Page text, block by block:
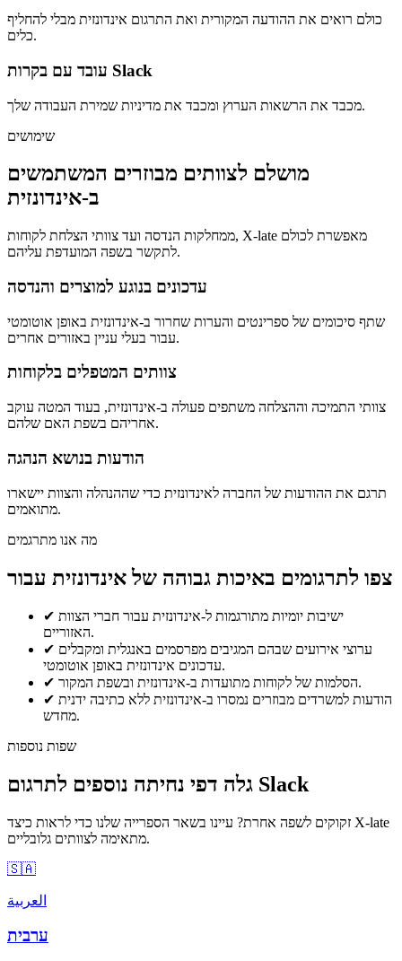
כולם רואים את ההודעה המקורית ואת התרגום אינדונזית מבלי להחליף
כלים.
עובד עם בקרות Slack
מכבד את הרשאות הערוץ ומכבד את מדיניות שמירת העבודה שלך.
שימושים
מושלם לצוותים מבוזרים המשתמשים
ב-אינדונזית
ממחלקות הנדסה ועד צוותי הצלחת לקוחות, X-late מאפשרת לכולם
לתקשר בשפה המועדפת עליהם.
עדכונים בנוגע למוצרים והנדסה
שתף סיכומים של ספרינטים והערות שחרור ב-אינדונזית באופן אוטומטי
עבור בעלי עניין באזורים אחרים.
צוותים המטפלים בלקוחות
צוותי התמיכה וההצלחה משתפים פעולה ב-אינדונזית, בעוד המטה עוקב
אחריהם בשפת האם שלהם.
הודעות בנושא הנהגה
תרגם את ההודעות של החברה לאינדונזית כדי שההנהלה והצוות יישארו
מתואמים.
מה אנו מתרגמים
צפו לתרגומים באיכות גבוהה של אינדונזית עבור
✔ ישיבות יומיות מתורגמות ל-אינדונזית עבור חברי הצוות
האזוריים.
✔ ערוצי אירועים שבהם המגיבים מפרסמים באנגלית ומקבלים
עדכונים אינדונזית באופן אוטומטי.
✔
הסלמות של לקוחות מתועדות ב-אינדונזית ובשפת המקור.
✔ הודעות למשרדים מבוזרים נמסרו ב-אינדונזית ללא כתיבה ידנית
מחדש.
שפות נוספות
גלה דפי נחיתה נוספים לתרגום Slack
זקוקים לשפה אחרת? עיינו בשאר הספרייה שלנו כדי לראות כיצד X-late
מתאימה לצוותים גלובליים.
🇸🇦
العربية
ערבית